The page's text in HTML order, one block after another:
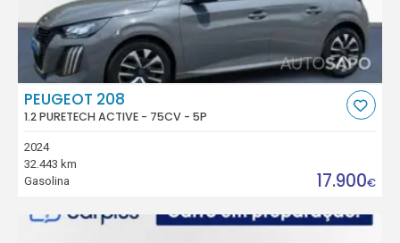
PEUGEOT 208
1.2 PURETECH ACTIVE - 75CV - 5P
2024
32.443 km
Gasolina
17.900€